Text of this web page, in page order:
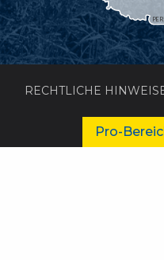
RECHTLICHE
Pro-